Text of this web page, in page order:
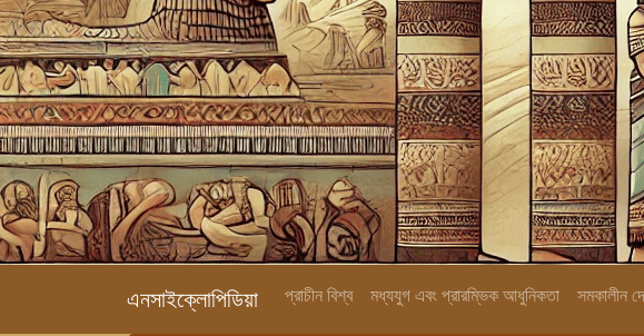
এনসাইক্লোপিডিয়া প্রাচীন বিশ্ব মধ্যযুগ এবং প্রারম্ভিক আধুনিকতা সমকালীন